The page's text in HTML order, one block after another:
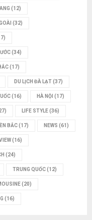
(12)
(32)
(34)
(17)
DU LỊCH ĐÀ LẠT (37)
(16) HÀ NỘI (17)
LIFE STYLE(36)
BẮC(17) NEWS (61)
(16)
(24)
TRUNG QUỐC(12)
(20)
(16)